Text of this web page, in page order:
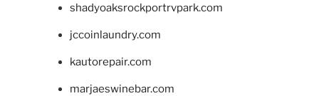
shadyoaksrockportrvpark.com
jccoinlaundry.com
kautorepair.com
marjaeswinebar.com